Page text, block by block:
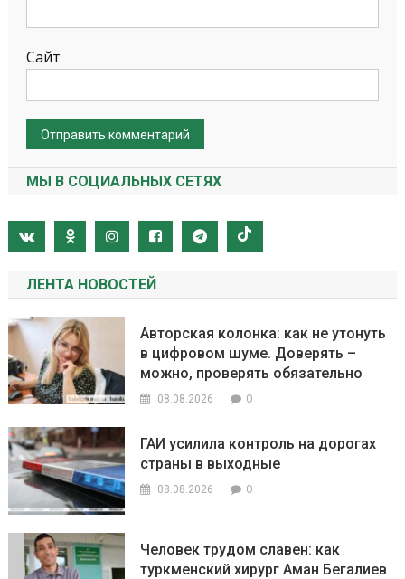
Сайт
МЫ В СОЦИАЛЬНЫХ СЕТЯХ
ЛЕНТА НОВОСТЕЙ
Авторская колонка: как не утонуть
в цифровом шуме. Доверять –
можно, проверять обязательно
08.08.2026 0
ГАИ усилила контроль на дорогах
страны в выходные
08.08.2026 0
Человек трудом славен: как
туркменский хирург Аман Бегалиев